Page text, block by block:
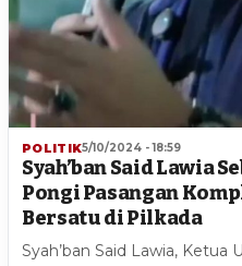
POLITIK5/10/2024 - 18:59
Syah’ban Said Lawia
Pongi Pasangan
Bersatu di Pilkada
Syah’ban Said Lawia, Ketua